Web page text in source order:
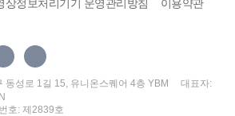
상정보처리기기 운영관리방침
이용약관
동성로 1길 15, 유니온스퀘어 4층 YBM
대표자:
호: 제2839호